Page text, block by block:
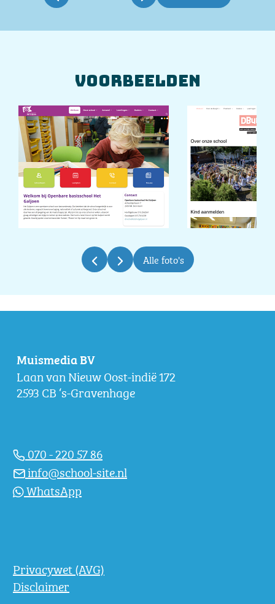
Voorbeelden
Alle foto's
Muismedia BV
Laan van Nieuw Oost-indië 172
2593 CB ‘s-Gravenhage
070 - 220 57 86
info@school-site.nl
WhatsApp
Privacywet (AVG)
Disclaimer